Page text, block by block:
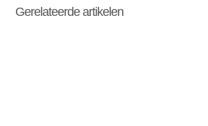
Gerelateerde artikelen